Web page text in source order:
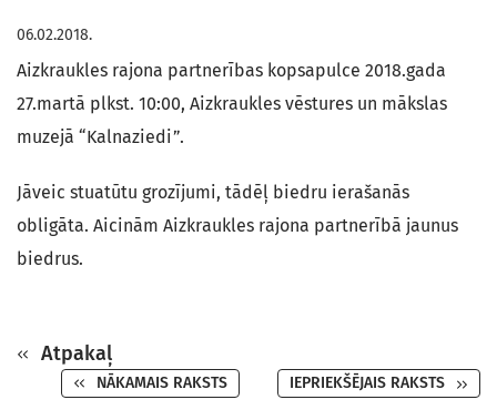
06.02.2018.
Aizkraukles rajona partnerības kopsapulce 2018.gada
27.martā plkst. 10:00, Aizkraukles vēstures un mākslas
muzejā “Kalnaziedi”.
Jāveic stuatūtu grozījumi, tādēļ biedru ierašanās
obligāta. Aicinām Aizkraukles rajona partnerībā jaunus
biedrus.
Atpakaļ
NĀKAMAIS RAKSTS IEPRIEKŠĒJAIS RAKSTS